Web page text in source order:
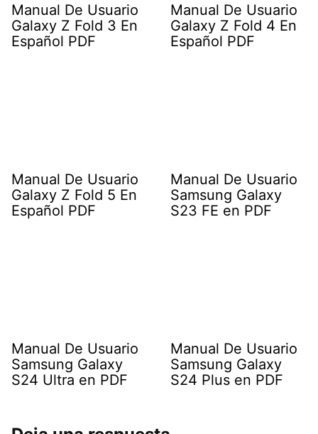
Manual De Usuario
Galaxy Z Fold 3 En
Español PDF
Manual De Usuario
Galaxy Z Fold 4 En
Español PDF
Manual De Usuario
Galaxy Z Fold 5 En
Español PDF
Manual De Usuario
Samsung Galaxy
S23 FE en PDF
Manual De Usuario
Samsung Galaxy
S24 Ultra en PDF
Manual De Usuario
Samsung Galaxy
S24 Plus en PDF